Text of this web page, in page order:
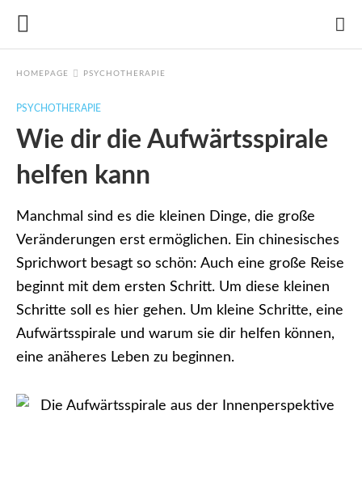
HOMEPAGE PSYCHOTHERAPIE
PSYCHOTHERAPIE
Wie dir die Aufwärtsspirale
helfen kann
Manchmal sind es die kleinen Dinge, die große
Veränderungen erst ermöglichen. Ein chinesisches
Sprichwort besagt so schön: Auch eine große Reise
beginnt mit dem ersten Schritt. Um diese kleinen
Schritte soll es hier gehen. Um kleine Schritte, eine
Aufwärtsspirale und warum sie dir helfen können,
eine anäheres Leben zu beginnen.